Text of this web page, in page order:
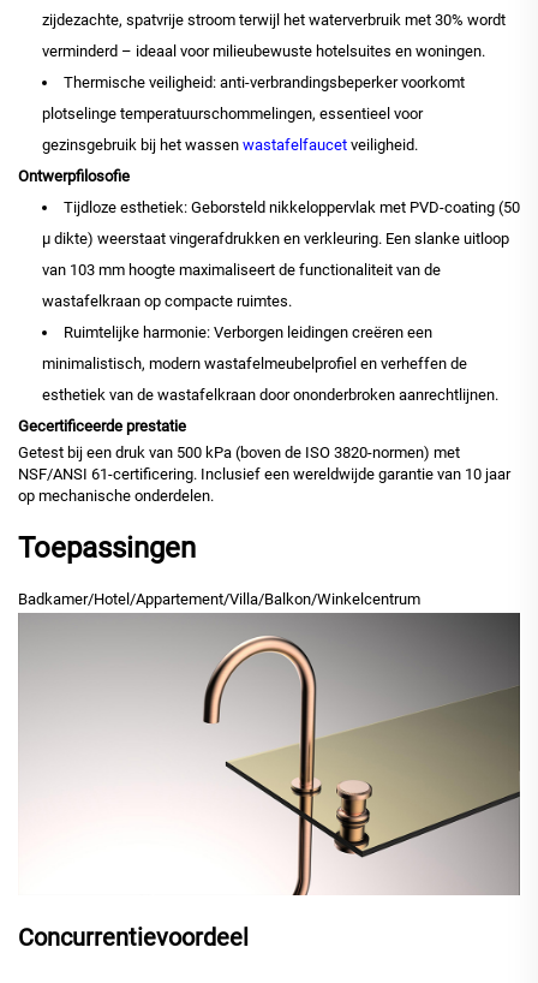
zijdezachte, spatvrije stroom terwijl het waterverbruik met 30% wordt
verminderd – ideaal voor milieubewuste hotelsuites en woningen.
Thermische veiligheid: anti-verbrandingsbeperker voorkomt
plotselinge temperatuurschommelingen, essentieel voor
gezinsgebruik bij het wassen wastafelfaucet veiligheid.
Ontwerpfilosofie
Tijdloze esthetiek: Geborsteld nikkeloppervlak met PVD-coating (50
μ dikte) weerstaat vingerafdrukken en verkleuring. Een slanke uitloop
van 103 mm hoogte maximaliseert de functionaliteit van de
wastafelkraan op compacte ruimtes.
Ruimtelijke harmonie: Verborgen leidingen creëren een
minimalistisch, modern wastafelmeubelprofiel en verheffen de
esthetiek van de wastafelkraan door ononderbroken aanrechtlijnen.
Gecertificeerde prestatie
Getest bij een druk van 500 kPa (boven de ISO 3820-normen) met
NSF/ANSI 61-certificering. Inclusief een wereldwijde garantie van 10 jaar
op mechanische onderdelen.
Toepassingen
Badkamer/Hotel/Appartement/Villa/Balkon/Winkelcentrum
Concurrentievoordeel